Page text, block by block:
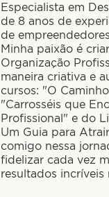
Especialista em
de 8 anos de
de
Minha paixão é
Organização
maneira criativa e
cursos: "O
"Carrosséis que
Profissional" e do
Um Guia para
comigo nessa
fidelizar cada vez
resultados